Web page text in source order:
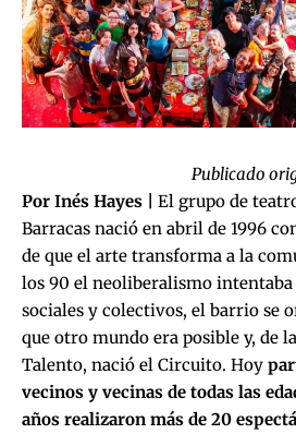
Publicado
Por Inés Hayes |
El grupo de
Barracas nació en abril de 1996
de que el arte transforma a la
los 90 el neoliberalismo intentaba
sociales y colectivos, el barrio se
que otro mundo era posible y, de
Talento, nació el Circuito. Hoy
vecinos y vecinas de todas las
años realizaron más de 20